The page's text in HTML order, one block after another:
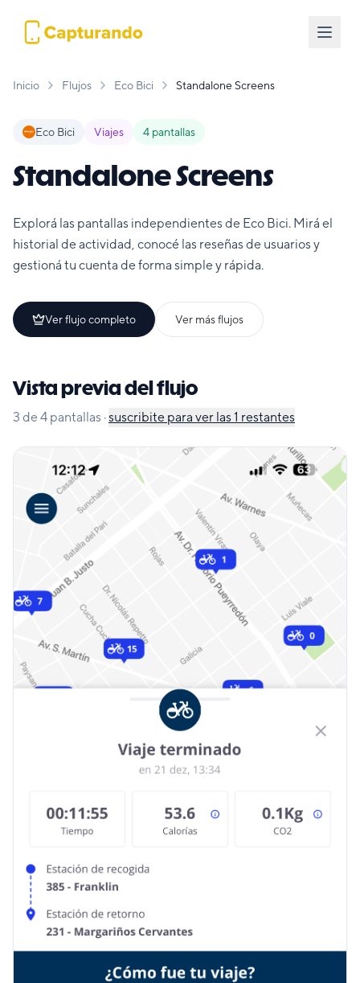
Inicio Flujos Eco Bici Standalone Screens
Eco Bici Viajes 4 pantallas
Standalone Screens
Explorá las pantallas independientes de Eco Bici. Mirá el
historial de actividad, conocé las reseñas de usuarios y
gestioná tu cuenta de forma simple y rápida.
Ver flujo completo Ver más flujos
Vista previa del flujo
3 de 4 pantallas ·suscribite para ver las 1 restantes